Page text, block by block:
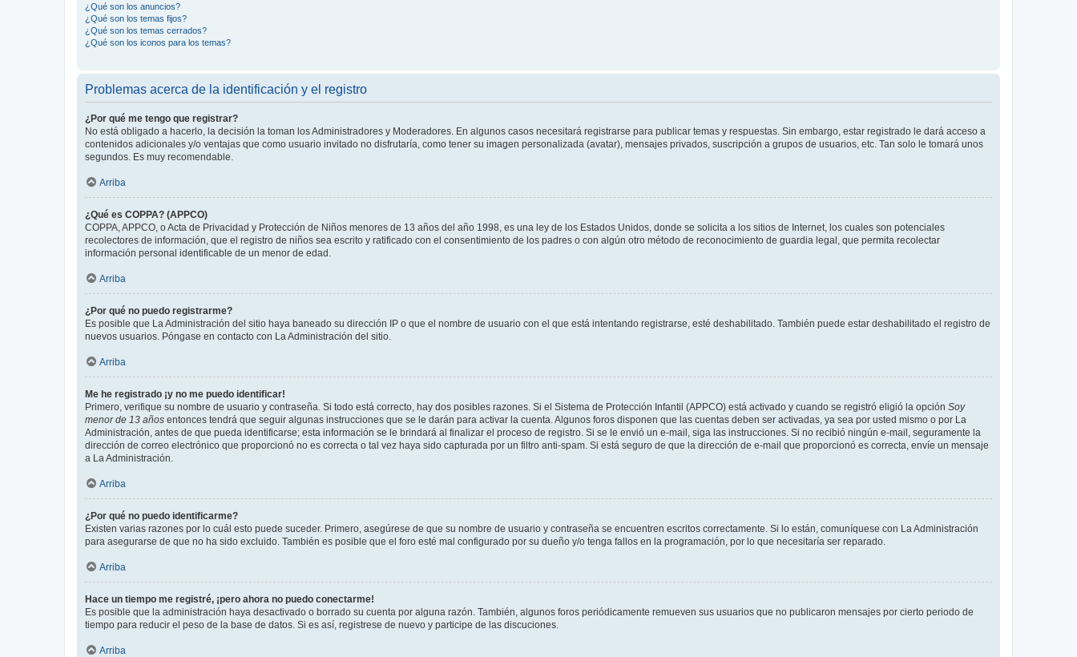
¿Qué son los anuncios?
¿Qué son los temas fijos?
¿Qué son los temas cerrados?
¿Qué son los iconos para los temas?
Problemas acerca de la identificación y el registro
¿Por qué me tengo que registrar?
No está obligado a hacerlo, la decisión la toman los Administradores y Moderadores. En algunos casos necesitará registrarse para publicar temas y respuestas. Sin embargo, estar registrado le dará acceso a
contenidos adicionales y/o ventajas que como usuario invitado no disfrutaría, como tener su imagen personalizada (avatar), mensajes privados, suscripción a grupos de usuarios, etc. Tan solo le tomará unos
segundos. Es muy recomendable.
Arriba
¿Qué es COPPA? (APPCO)
COPPA, APPCO, o Acta de Privacidad y Protección de Niños menores de 13 años del año 1998, es una ley de los Estados Unidos, donde se solicita a los sitios de Internet, los cuales son potenciales
recolectores de información, que el registro de niños sea escrito y ratificado con el consentimiento de los padres o con algún otro método de reconocimiento de guardia legal, que permita recolectar
información personal identificable de un menor de edad.
Arriba
¿Por qué no puedo registrarme?
Es posible que La Administración del sitio haya baneado su dirección IP o que el nombre de usuario con el que está intentando registrarse, esté deshabilitado. También puede estar deshabilitado el registro de
nuevos usuarios. Póngase en contacto con La Administración del sitio.
Arriba
Me he registrado ¡y no me puedo identificar!
Primero, verifique su nombre de usuario y contraseña. Si todo está correcto, hay dos posibles razones. Si el Sistema de Protección Infantil (APPCO) está activado y cuando se registró eligió la opción Soy
menor de 13 años entonces tendrá que seguir algunas instrucciones que se le darán para activar la cuenta. Algunos foros disponen que las cuentas deben ser activadas, ya sea por usted mismo o por La
Administración, antes de que pueda identificarse; esta información se le brindará al finalizar el proceso de registro. Si se le envió un e-mail, siga las instrucciones. Si no recibió ningún e-mail, seguramente la
dirección de correo electrónico que proporcionó no es correcta o tal vez haya sido capturada por un filtro anti-spam. Si está seguro de que la dirección de e-mail que proporcionó es correcta, envíe un mensaje
a La Administración.
Arriba
¿Por qué no puedo identificarme?
Existen varias razones por lo cuál esto puede suceder. Primero, asegúrese de que su nombre de usuario y contraseña se encuentren escritos correctamente. Si lo están, comuníquese con La Administración
para asegurarse de que no ha sido excluido. También es posible que el foro esté mal configurado por su dueño y/o tenga fallos en la programación, por lo que necesitaría ser reparado.
Arriba
Hace un tiempo me registré, ¡pero ahora no puedo conectarme!
Es posible que la administración haya desactivado o borrado su cuenta por alguna razón. También, algunos foros periódicamente remueven sus usuarios que no publicaron mensajes por cierto periodo de
tiempo para reducir el peso de la base de datos. Si es así, registrese de nuevo y participe de las discuciones.
Arriba